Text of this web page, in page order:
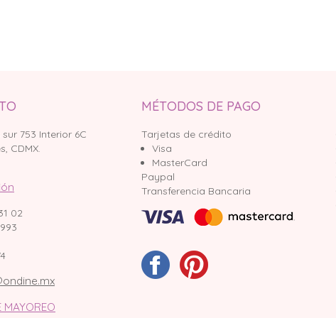
753 Interior 6C
CDMX.
02
MAYOREO
MÉTODOS DE PAGO
Tarjetas de crédito
Visa
MasterCard
Paypal
Transferencia Bancaria